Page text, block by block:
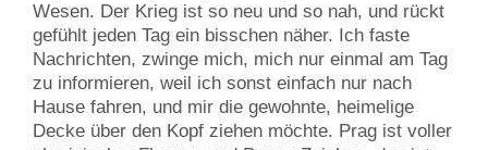
Wesen. Der Krieg ist so neu und so nah, und rückt
gefühlt jeden Tag ein bisschen näher. Ich faste
Nachrichten, zwinge mich, mich nur einmal am Tag
zu informieren, weil ich sonst einfach nur nach
Hause fahren, und mir die gewohnte, heimelige
Decke über den Kopf ziehen möchte. Prag ist voller